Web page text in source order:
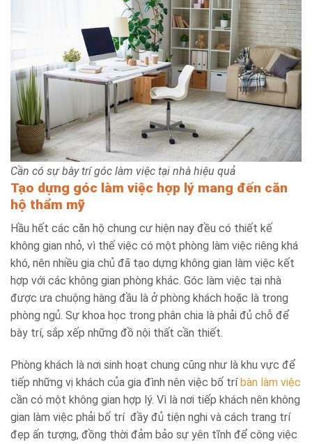
Cần có sự bày trí góc làm việc tại nhà hiệu quả
Tạo dựng góc làm việc hợp lý mang đến căn
hộ thẩm mỹ
Hầu hết các căn hộ chung cư hiện nay đều có thiết kế
không gian nhỏ, vì thế việc có một phòng làm việc riêng khá
khó, nên nhiều gia chủ đã tạo dựng không gian làm việc kết
hợp với các không gian phòng khác. Góc làm việc tại nhà
được ưa chuộng hàng đầu là ở phòng khách hoặc là trong
phòng ngủ. Sự khoa học trong phân chia là phải đủ chỗ để
bày trí, sắp xếp những đồ nội thất cần thiết.
Phòng khách là nơi sinh hoạt chung cũng như là khu vực để
tiếp những vị khách của gia đình nên việc bố tríbàn làm việc
cần có một không gian hợp lý. Vì là nơi tiếp khách nên không
gian làm việc phải bố trí đầy đủ tiện nghi và cách trang trí
đẹp ấn tượng, đồng thời đảm bảo sự yên tĩnh để công việc